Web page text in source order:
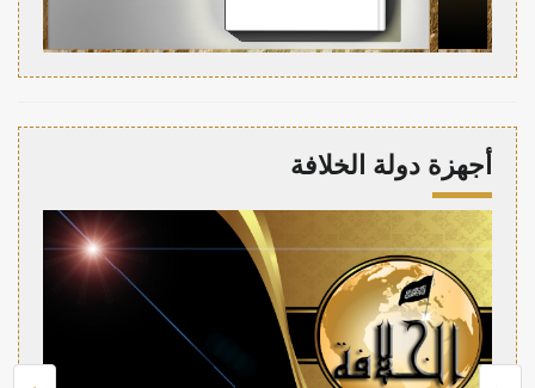
أجهزة دولة الخلافة